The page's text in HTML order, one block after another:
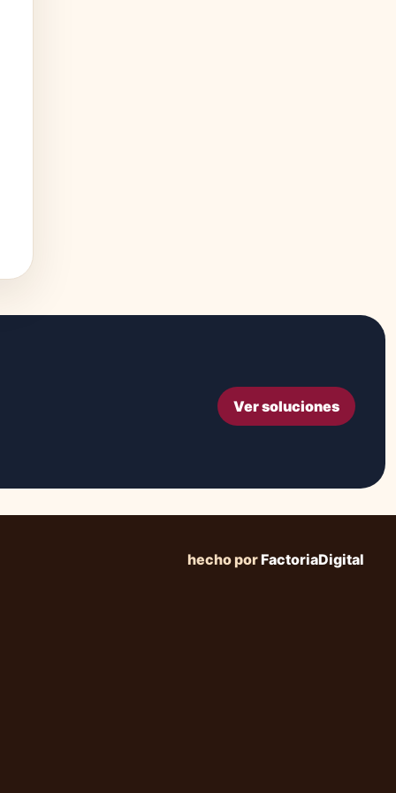
Ver soluciones
hecho porFactoriaDigital